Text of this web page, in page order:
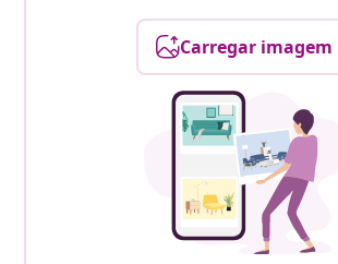
Carregar imagem